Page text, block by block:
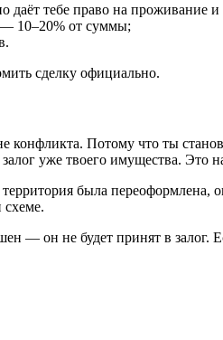
даёт тебе право на проживание
— 10–20% от суммы;
сделку официально.
Потому что ты
уже твоего имущества. Это
была переоформлена,
схеме.
— он не будет принят в